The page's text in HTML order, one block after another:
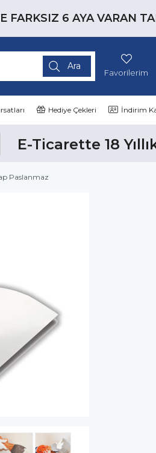
FARKSIZ 6 AYA VARAN
Favorilerim
Hediye Çekleri İndirim
E-Ticarette 18
Paslanmaz